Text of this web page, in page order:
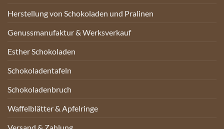
Herstellung von Schokoladen und Pralinen
Genussmanufaktur & Werksverkauf
Esther Schokoladen
Schokoladentafeln
Schokoladenbruch
Waffelblätter & Apfelringe